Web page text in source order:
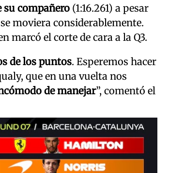
su compañero (1:16.261) a pesar
moviera considerablemente.
marcó el corte de cara a la Q3.
de los puntos. Esperemos hacer
que en una vuelta nos
de manejar”, comentó el